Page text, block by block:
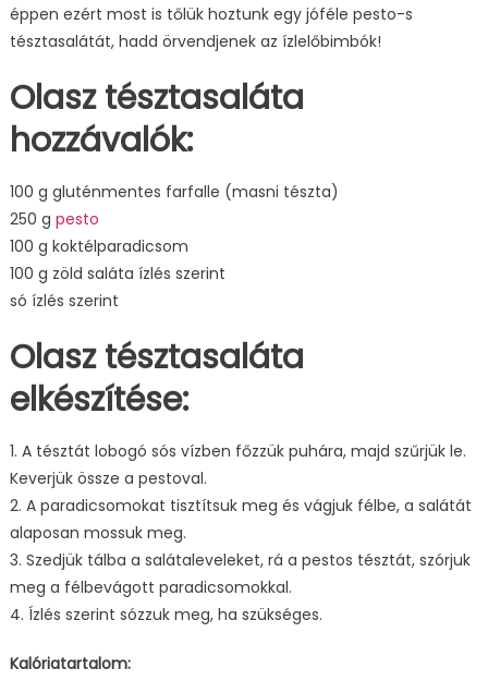
éppen ezért most is tőlük hoztunk egy jóféle pesto-s
tésztasalátát, hadd örvendjenek az ízlelőbimbók!
Olasz tésztasaláta
hozzávalók:
100 g gluténmentes farfalle (masni tészta)
250 g pesto
100 g koktélparadicsom
100 g zöld saláta ízlés szerint
só ízlés szerint
Olasz tésztasaláta
elkészítése:
1. A tésztát lobogó sós vízben főzzük puhára, majd szűrjük le.
Keverjük össze a pestoval.
2. A paradicsomokat tisztítsuk meg és vágjuk félbe, a salátát
alaposan mossuk meg.
3. Szedjük tálba a salátaleveleket, rá a pestos tésztát, szórjuk
meg a félbevágott paradicsomokkal.
4. Ízlés szerint sózzuk meg, ha szükséges.
Kalóriatartalom: